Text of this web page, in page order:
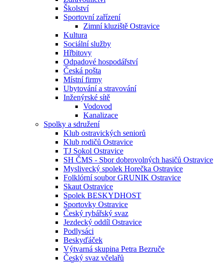
Školství
Sportovní zařízení
Zimní kluziště Ostravice
Kultura
Sociální služby
Hřbitovy
Odpadové hospodářství
Česká pošta
Místní firmy
Ubytování a stravování
Inženýrské sítě
Vodovod
Kanalizace
Spolky a sdružení
Klub ostravických seniorů
Klub rodičů Ostravice
TJ Sokol Ostravice
SH ČMS - Sbor dobrovolných hasičů Ostravice
Myslivecký spolek Horečka Ostravice
Folklórní soubor GRUNIK Ostravice
Skaut Ostravice
Spolek BESKYDHOST
Sportovky Ostravice
Český rybářský svaz
Jezdecký oddíl Ostravice
Podlysáci
Beskyďáček
Výtvarná skupina Petra Bezruče
Český svaz včelařů